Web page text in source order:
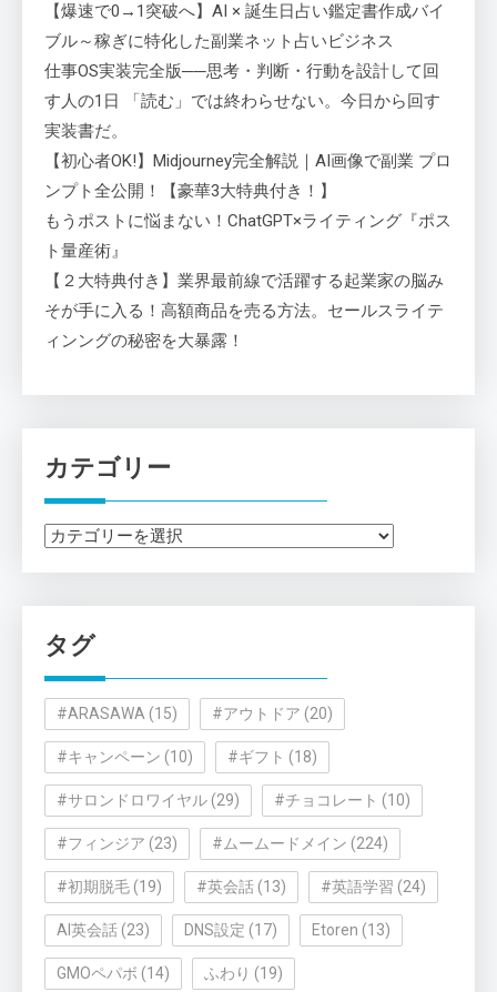
【爆速で0→1突破へ】AI × 誕生日占い鑑定書作成バイ
ブル～稼ぎに特化した副業ネット占いビジネス
仕事OS実装完全版──思考・判断・行動を設計して回
す人の1日 「読む」では終わらせない。今日から回す
実装書だ。
【初心者OK!】Midjourney完全解説｜AI画像で副業 プロ
ンプト全公開！【豪華3大特典付き！】
もうポストに悩まない！ChatGPT×ライティング『ポス
ト量産術』
【２大特典付き】業界最前線で活躍する起業家の脳み
そが手に入る！高額商品を売る方法。セールスライテ
ィンングの秘密を大暴露！
カテゴリー
カ
ー
タグ
#ARASAWA (15) #アウトドア (20)
#キャンペーン (10) #ギフト (18)
#サロンドロワイヤル (29) #チョコレート (10)
#フィンジア (23) #ムームードメイン (224)
#初期脱毛 (19) #英会話 (13) #英語学習 (24)
AI英会話 (23) DNS設定 (17) Etoren (13)
GMOペパボ (14) ふわり (19)